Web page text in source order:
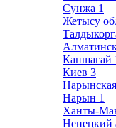
Сунжа 1
Жетысу
Капшагай
Киев 3
Нарын 1
Ханты-
Ненецкий